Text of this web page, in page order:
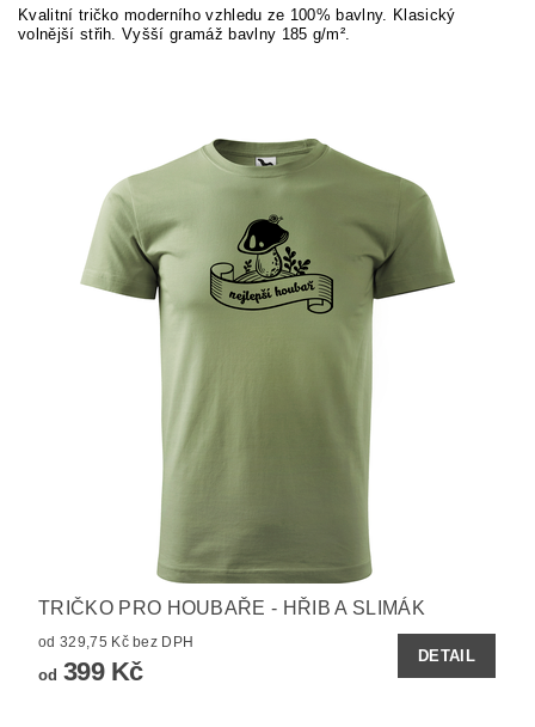
Kvalitní tričko moderního vzhledu ze 100% bavlny. Klasický
volnější střih. Vyšší gramáž bavlny 185 g/m².
TRIČKO PRO HOUBAŘE - HŘIB A SLIMÁK
od 329,75 Kč bez DPH
od 399 Kč
DETAIL